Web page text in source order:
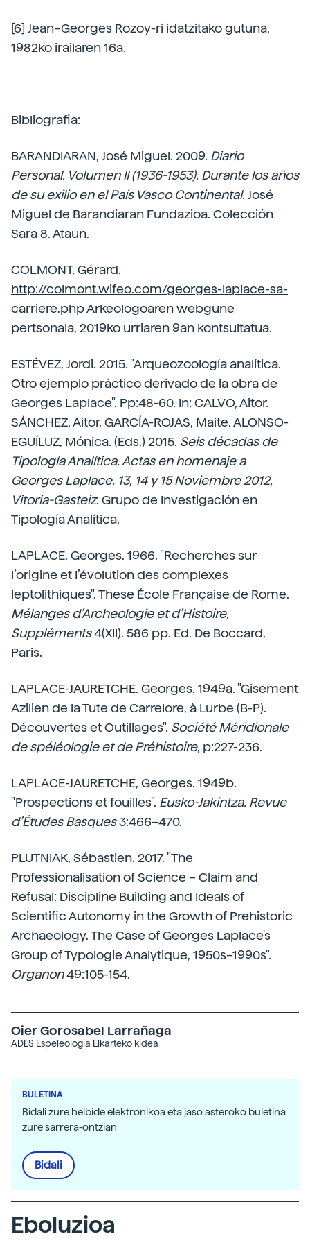
[6] Jean–Georges Rozoy-ri idatzitako gutuna,
1982ko irailaren 16a.
Bibliografia:
BARANDIARAN, José Miguel. 2009. Diario
Personal. Volumen II (1936-1953). Durante los años
de su exilio en el País Vasco Continental. José
Miguel de Barandiaran Fundazioa. Colección
Sara 8. Ataun.
COLMONT, Gérard.
http://colmont.wifeo.com/georges-laplace-sa-
carriere.phpArkeologoaren webgune
pertsonala, 2019ko urriaren 9an kontsultatua.
ESTÉVEZ, Jordi. 2015. "Arqueozoología analítica.
Otro ejemplo práctico derivado de la obra de
Georges Laplace". Pp:48-60. In: CALVO, Aitor.
SÁNCHEZ, Aitor. GARCÍA-ROJAS, Maite. ALONSO-
EGUÍLUZ, Mónica. (Eds.) 2015. Seis décadas de
Tipología Analítica. Actas en homenaje a
Georges Laplace. 13, 14 y 15 Noviembre 2012,
Vitoria-Gasteiz. Grupo de Investigación en
Tipología Analítica.
LAPLACE, Georges. 1966. "Recherches sur
l’origine et I’évolution des complexes
leptolithiques". These École Française de Rome.
Mélanges d’Archeologie et d’Histoire,
Suppléments4(XII). 586 pp. Ed. De Boccard,
Paris.
LAPLACE-JAURETCHE. Georges. 1949a. "Gisement
Azilien de la Tute de Carrelore, à Lurbe (B-P).
Découvertes et Outillages". Société Méridionale
de spéléologie et de Préhistoire, p:227-236.
LAPLACE-JAURETCHE, Georges. 1949b.
"Prospections et fouilles". Eusko-Jakintza. Revue
d’Études Basques3:466–470.
PLUTNIAK, Sébastien. 2017. "The
Professionalisation of Science – Claim and
Refusal: Discipline Building and Ideals of
Scientific Autonomy in the Growth of Prehistoric
Archaeology. The Case of Georges Laplace's
Group of Typologie Analytique, 1950s–1990s".
Organon49:105-154.
Oier Gorosabel Larrañaga
ADES Espeleologia Elkarteko kidea
BULETINA
Bidali zure helbide elektronikoa eta jaso asteroko buletina
zure sarrera-ontzian
Bidali
Eboluzioa